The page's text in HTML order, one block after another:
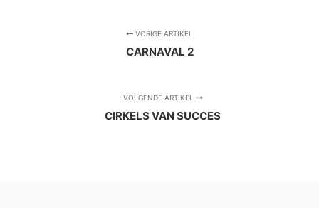
VORIGE ARTIKEL
CARNAVAL 2
VOLGENDE ARTIKEL
CIRKELS VAN SUCCES